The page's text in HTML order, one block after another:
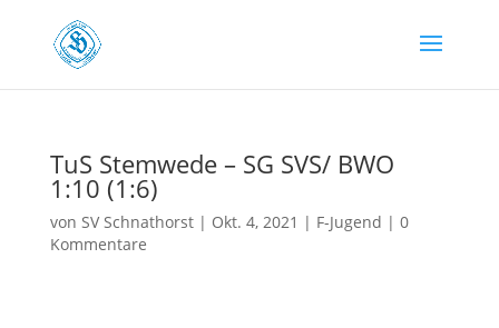
TuS Stemwede – SG SVS/ BWO
1:10 (1:6)
von SV Schnathorst| Okt. 4, 2021 | F-Jugend | 0
Kommentare